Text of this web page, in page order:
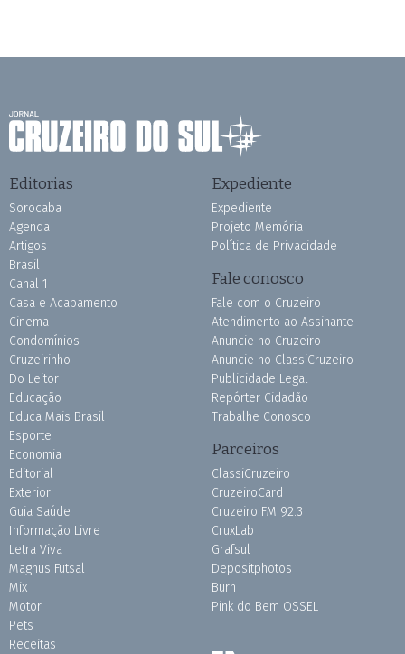
Editorias
Sorocaba
Agenda
Artigos
Brasil
Canal 1
Casa e Acabamento
Cinema
Condomínios
Cruzeirinho
Do Leitor
Educação
Educa Mais Brasil
Esporte
Economia
Editorial
Exterior
Guia Saúde
Informação Livre
Letra Viva
Magnus Futsal
Mix
Motor
Pets
Receitas
Expediente
Expediente
Projeto Memória
Política de Privacidade
Fale conosco
Fale com o Cruzeiro
Atendimento ao Assinante
Anuncie no Cruzeiro
Anuncie no ClassiCruzeiro
Publicidade Legal
Repórter Cidadão
Trabalhe Conosco
Parceiros
ClassiCruzeiro
CruzeiroCard
Cruzeiro FM 92.3
CruxLab
Grafsul
Depositphotos
Burh
Pink do Bem OSSEL